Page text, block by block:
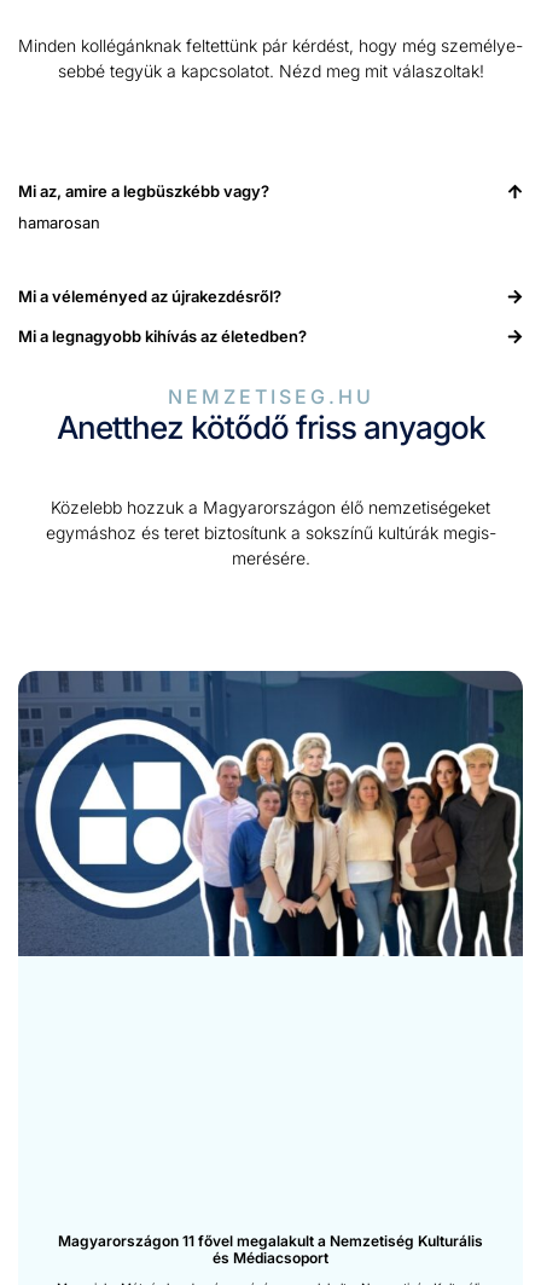
Min­den kol­légánknak fel­tet­tünk pár kérdést, hogy még szemé­lye­
seb­bé tegyük a kapc­so­la­tot. Nézd meg mit válas­zoltak!
Mi az, amire a leg­büszkébb vagy?
hamarosan
Mi a véleményed az újrakezdés­ről?
Mi a leg­nagy­obb kihívás az élet­ed­ben?
NEMZETISEG.HU
Anetthez kötődő friss anyagok
Közelebb hoz­zuk a Mag­yarorszá­gon élő nemzetiségeket
egymáshoz és teret biz­tosí­tunk a sok­színű kultúrák megis­
merésére.
Magyarországon 11 fővel megalakult a Nemzetiség Kulturális
és Médiacsoport